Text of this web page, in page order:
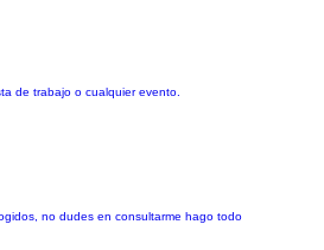
de trabajo o cualquier evento.
no dudes en consultarme hago todo